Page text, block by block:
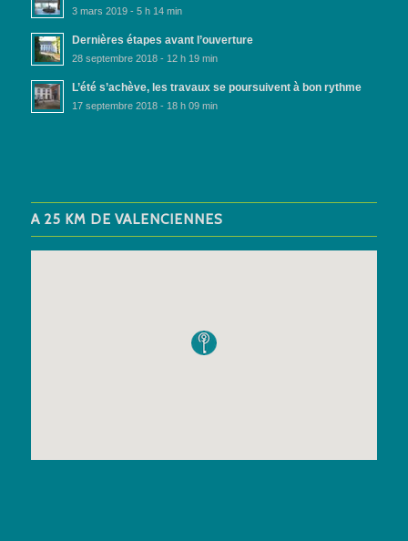
3 mars 2019 - 5 h 14 min
Dernières étapes avant l’ouverture
28 septembre 2018 - 12 h 19 min
L’été s’achève, les travaux se poursuivent à bon rythme
17 septembre 2018 - 18 h 09 min
A 25 KM DE VALENCIENNES